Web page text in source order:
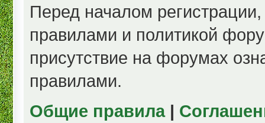
Перед началом
правилами и политикой
присутствие на форумах
правилами.
Общие правила|